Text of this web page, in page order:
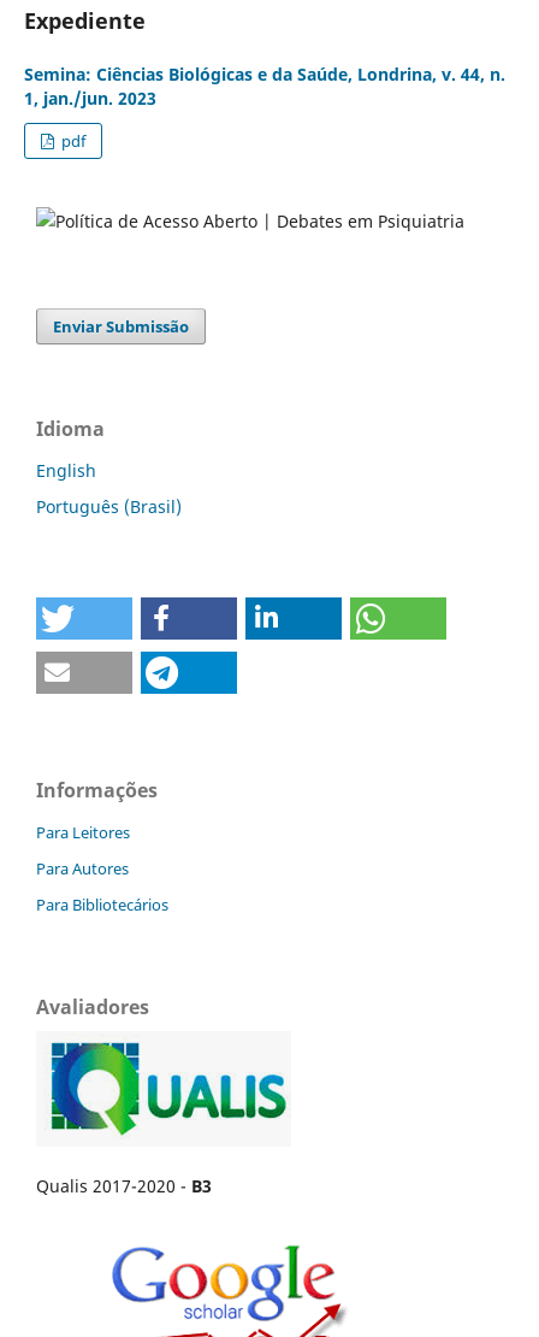
Expediente
Semina: Ciências Biológicas e da Saúde, Londrina, v. 44, n.
1, jan./jun. 2023
pdf
Enviar Submissão
Idioma
English
Português (Brasil)
Informações
Para Leitores
Para Autores
Para Bibliotecários
Avaliadores
Qualis 2017-2020 - B3